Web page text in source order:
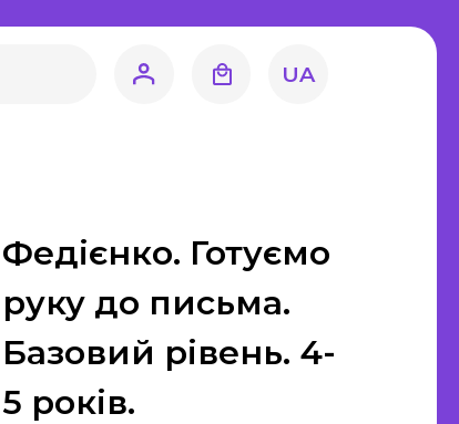
UA
Федієнко. Готуємо
руку до письма.
Базовий рівень. 4-
5 років.
література
Світова література
4 клас
9 клас
11 клас